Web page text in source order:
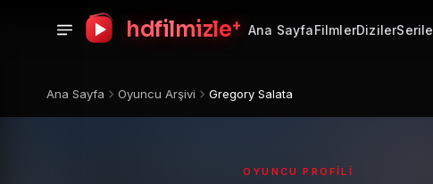
hdfilmizle+ Ana SayfaFilmlerDiziler
Ana Sayfa Oyuncu Arşivi Gregory Salata
OYUNCU PROFILI